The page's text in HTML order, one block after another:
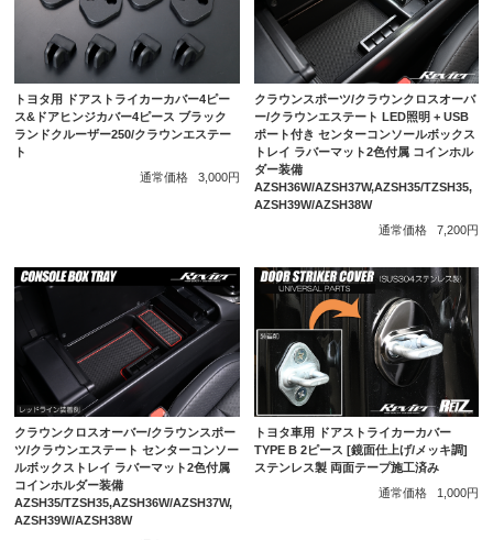
トヨタ用 ドアストライカーカバー4ピー
ス&ドアヒンジカバー4ピース ブラック
ランドクルーザー250/クラウンエステー
ト
通常価格
3,000円
クラウンスポーツ/クラウンクロスオーバ
ー/クラウンエステート LED照明 + USB
ポート付き センターコンソールボックス
トレイ ラバーマット2色付属 コインホル
ダー装備
AZSH36W/AZSH37W,AZSH35/TZSH35,
AZSH39W/AZSH38W
通常価格
7,200円
クラウンクロスオーバー/クラウンスポー
ツ/クラウンエステート センターコンソー
ルボックストレイ ラバーマット2色付属
コインホルダー装備
AZSH35/TZSH35,AZSH36W/AZSH37W,
AZSH39W/AZSH38W
トヨタ車用 ドアストライカーカバー
TYPE B 2ピース [鏡面仕上げ/メッキ調]
ステンレス製 両面テープ施工済み
通常価格
1,000円